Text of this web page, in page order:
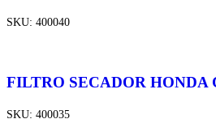
SKU: 400040
FILTRO SECADOR HONDA
SKU: 400035